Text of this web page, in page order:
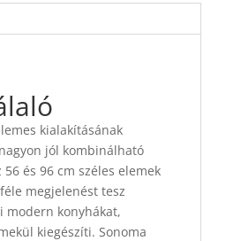
kialakításának
jól kombinálható
és 96 cm széles elemek
megjelenést tesz
modern konyhákat,
kiegészíti. Sonoma